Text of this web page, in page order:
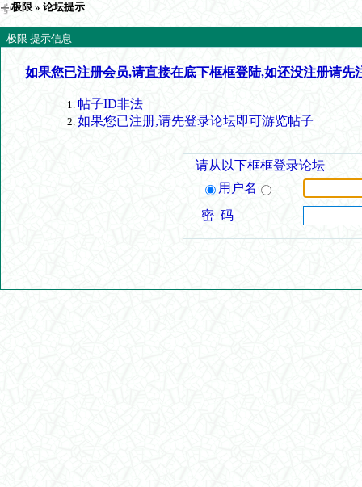
极限 » 论坛提示
极限 提示信息
如果您已注册会员,请直接在底下框框登陆,如还没注册请先
帖子ID非法
如果您已注册,请先登录论坛即可游览帖子
请从以下框框登录论坛
用户名
密 码